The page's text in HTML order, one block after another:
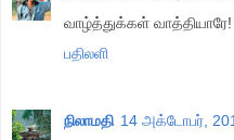
வாழ்த்துக்கள் வாத்தியாரே!
பதிலளி
நிலாமதி 14 அக்டோபர்,